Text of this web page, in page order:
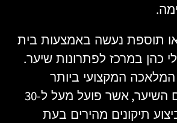
.
או תוספת נעשה באמצעות בית
כהן במרכז לפתרונות שיער.
המקצועי ביותר
השיער,אשר פועל מעל ל-30
תיקונים מהירים בעת